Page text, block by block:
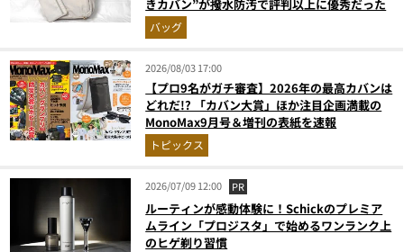
きカバン”が撥水防汚で評判以上に優秀だった
バッグ
2026/08/03 17:00
【プロ9名がガチ審査】2026年の最高カバンは
どれだ!? 「カバン大賞」ほか注目企画満載の
MonoMax9月号＆増刊の表紙を速報
トピックス
2026/07/09 12:00 PR
ルーティンが感動体験に！Schickのプレミア
ムライン「プロジスタ」で始めるワンランク上
のヒゲ剃り習慣